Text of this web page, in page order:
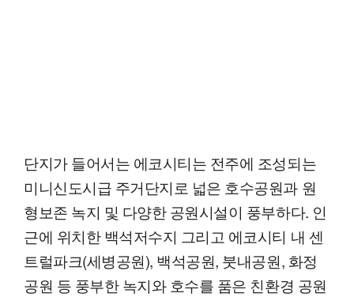
단지가 들어서는 에코시티는 전주에 조성되는
미니신도시급 주거단지로 넓은 호수공원과 원
형보존 녹지 및 다양한 공원시설이 풍부하다. 인
근에 위치한 백석저수지 그리고 에코시티 내 센
트럴파크(세병공원), 백석공원, 붓내공원, 화정
공원 등 풍부한 녹지와 호수를 품은 친환경 공원